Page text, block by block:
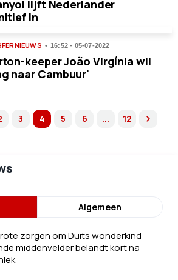
lijft Nederlander
in
16:52 - 05-07-2022
keeper João Virgínia wil
naar Cambuur'
3 4 5 6 ... 12
Algemeen
zorgen om Duits wonderkind
middenvelder belandt kort na